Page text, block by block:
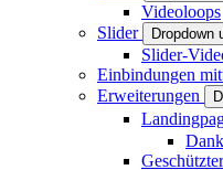
Videoloops
Slider
Dropdown
Slider-
Einbindungen
Erweiterungen